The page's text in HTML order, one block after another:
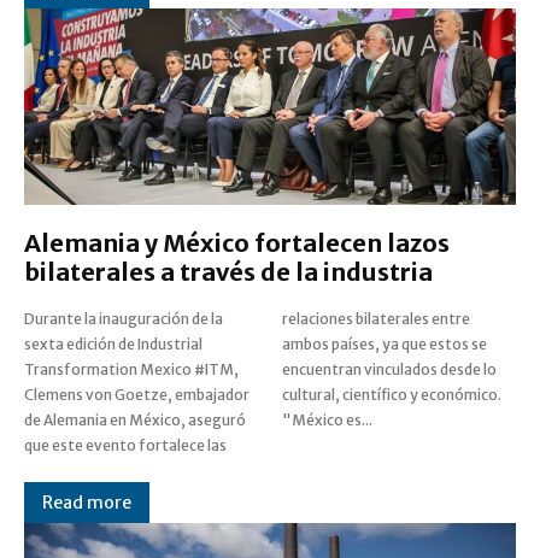
Alemania y México fortalecen lazos
bilaterales a través de la industria
Durante la inauguración de la
sexta edición de Industrial
Transformation Mexico #ITM,
Clemens von Goetze, embajador
de Alemania en México, aseguró
que este evento fortalece las
relaciones bilaterales entre
ambos países, ya que estos se
encuentran vinculados desde lo
cultural, científico y económico.
"México es...
Read more